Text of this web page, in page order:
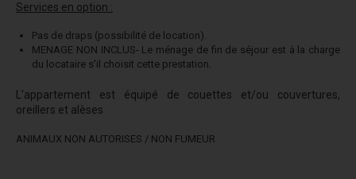
Services en option :
Pas de draps (possibilité de location).
MENAGE NON INCLUS- Le ménage de fin de séjour est à la charge
du locataire s'il choisit cette prestation.
L'appartement est équipé de couettes et/ou couvertures,
oreillers et alèses
ANIMAUX NON AUTORISES / NON FUMEUR